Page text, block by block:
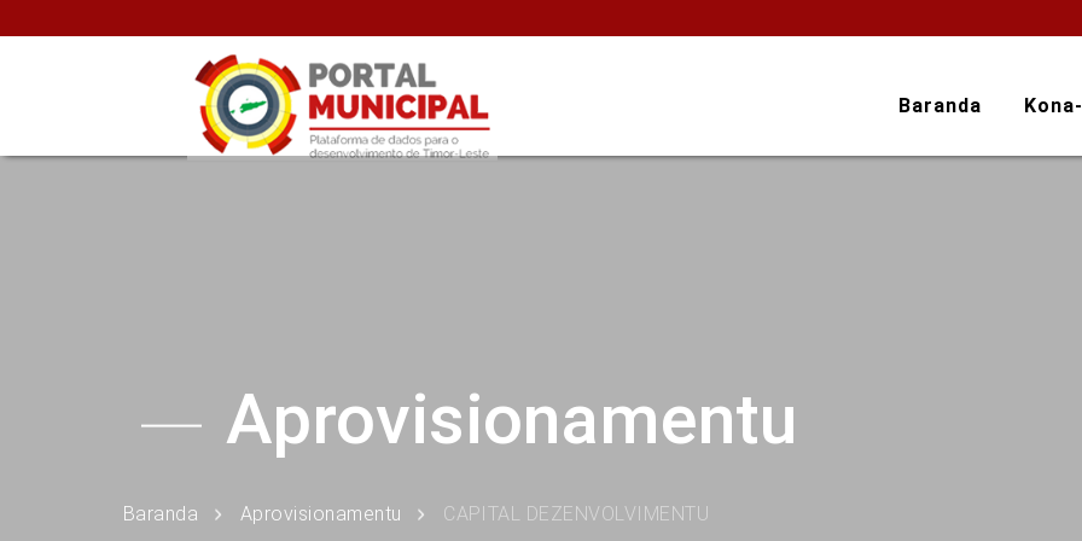
Baranda
Aprovisionamentu
Baranda Aprovisionamentu CAPITAL DEZENVOLVIMENTU